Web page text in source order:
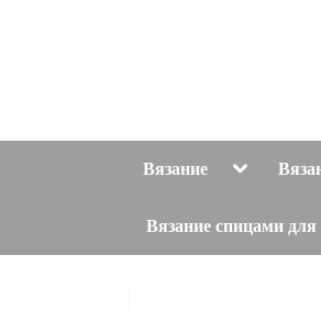
Вязание Toggle
Вязание спицами